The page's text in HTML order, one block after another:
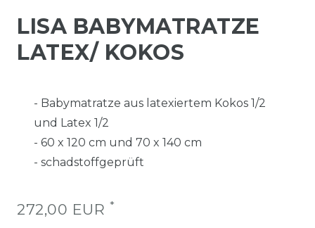
LISA BABYMATRATZE
LATEX/ KOKOS
- Babymatratze aus latexiertem Kokos 1/2
und Latex 1/2
- 60 x 120 cm und 70 x 140 cm
- schadstoffgeprüft
272,00 EUR *